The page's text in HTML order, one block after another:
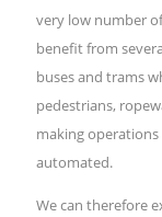
very low number
benefit from
buses and trams
pedestrians,
making
automated.
We can therefore